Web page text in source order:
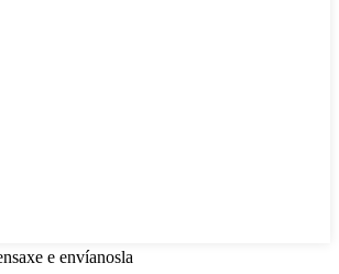
e envíanosla